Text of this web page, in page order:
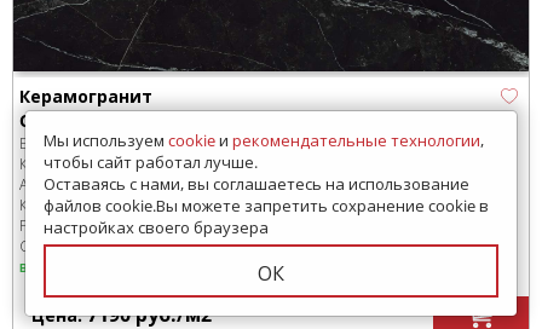
Керамогранит
Calacatta Black Rett 80x160
Бренд: Atlas Concorde
Коллекция:Empire
Артикул:610010002174
Код товара:SD-213152-99
Размер:1600x800 мм
Сроки доставки: 1-3 дня
в наличии
Цена:7190руб./м2
Мы используем cookieи рекомендательные технологии,
чтобы сайт работал лучше.
Оставаясь с нами, вы соглашаетесь на использование
файлов cookie.Вы можете запретить сохранение cookie в
настройках своего браузера
ОК